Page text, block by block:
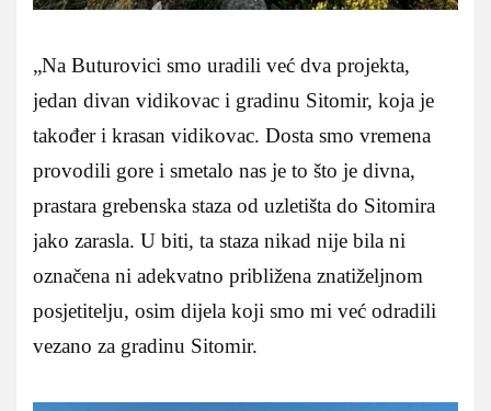
„Na Buturovici smo uradili već dva projekta,
jedan divan vidikovac i gradinu Sitomir, koja je
također i krasan vidikovac. Dosta smo vremena
provodili gore i smetalo nas je to što je divna,
prastara grebenska staza od uzletišta do Sitomira
jako zarasla. U biti, ta staza nikad nije bila ni
označena ni adekvatno približena znatiželjnom
posjetitelju, osim dijela koji smo mi već odradili
vezano za gradinu Sitomir.